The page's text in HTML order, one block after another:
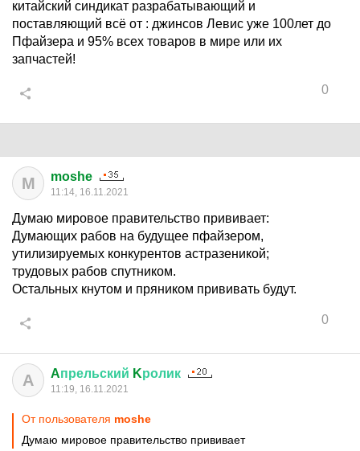
китайский синдикат разрабатывающий и
поставляющий всё от : джинсов Левис уже 100лет до
Пфайзера и 95% всех товаров в мире или их
запчастей!
0
M moshe
11:14, 16.11.2021
Думаю мировое правительство прививает:
Думающих рабов на будущее пфайзером,
утилизируемых конкурентов астразеникой;
трудовых рабов спутником.
Остальных кнутом и пряником прививать будут.
0
A Aпрельский Kролик
11:19, 16.11.2021
От пользователя moshe
Думаю мировое правительство прививает